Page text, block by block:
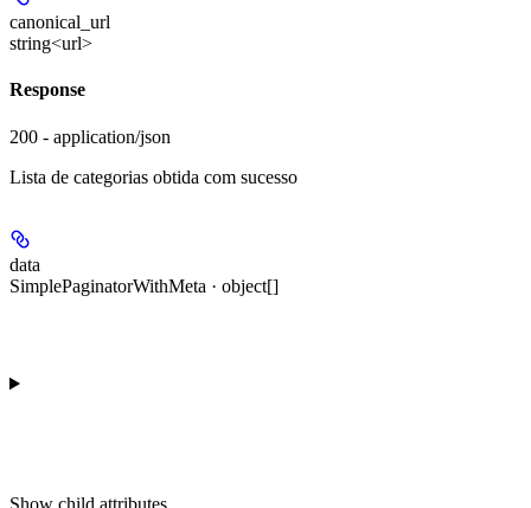
canonical_url
string<url>
Response
200 - application/json
Lista de categorias obtida com sucesso
data
SimplePaginatorWithMeta · object[]
Show child attributes